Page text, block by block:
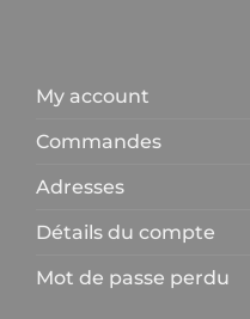
My account
Commandes
Adresses
Détails du compte
Mot de passe perdu